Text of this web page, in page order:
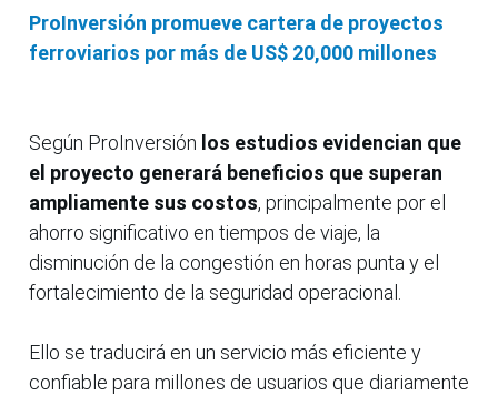
ProInversión promueve cartera de proyectos
ferroviarios por más de US$ 20,000 millones
Según ProInversión los estudios evidencian que
el proyecto generará beneficios que superan
ampliamente sus costos, principalmente por el
ahorro significativo en tiempos de viaje, la
disminución de la congestión en horas punta y el
fortalecimiento de la seguridad operacional.
Ello se traducirá en un servicio más eficiente y
confiable para millones de usuarios que diariamente